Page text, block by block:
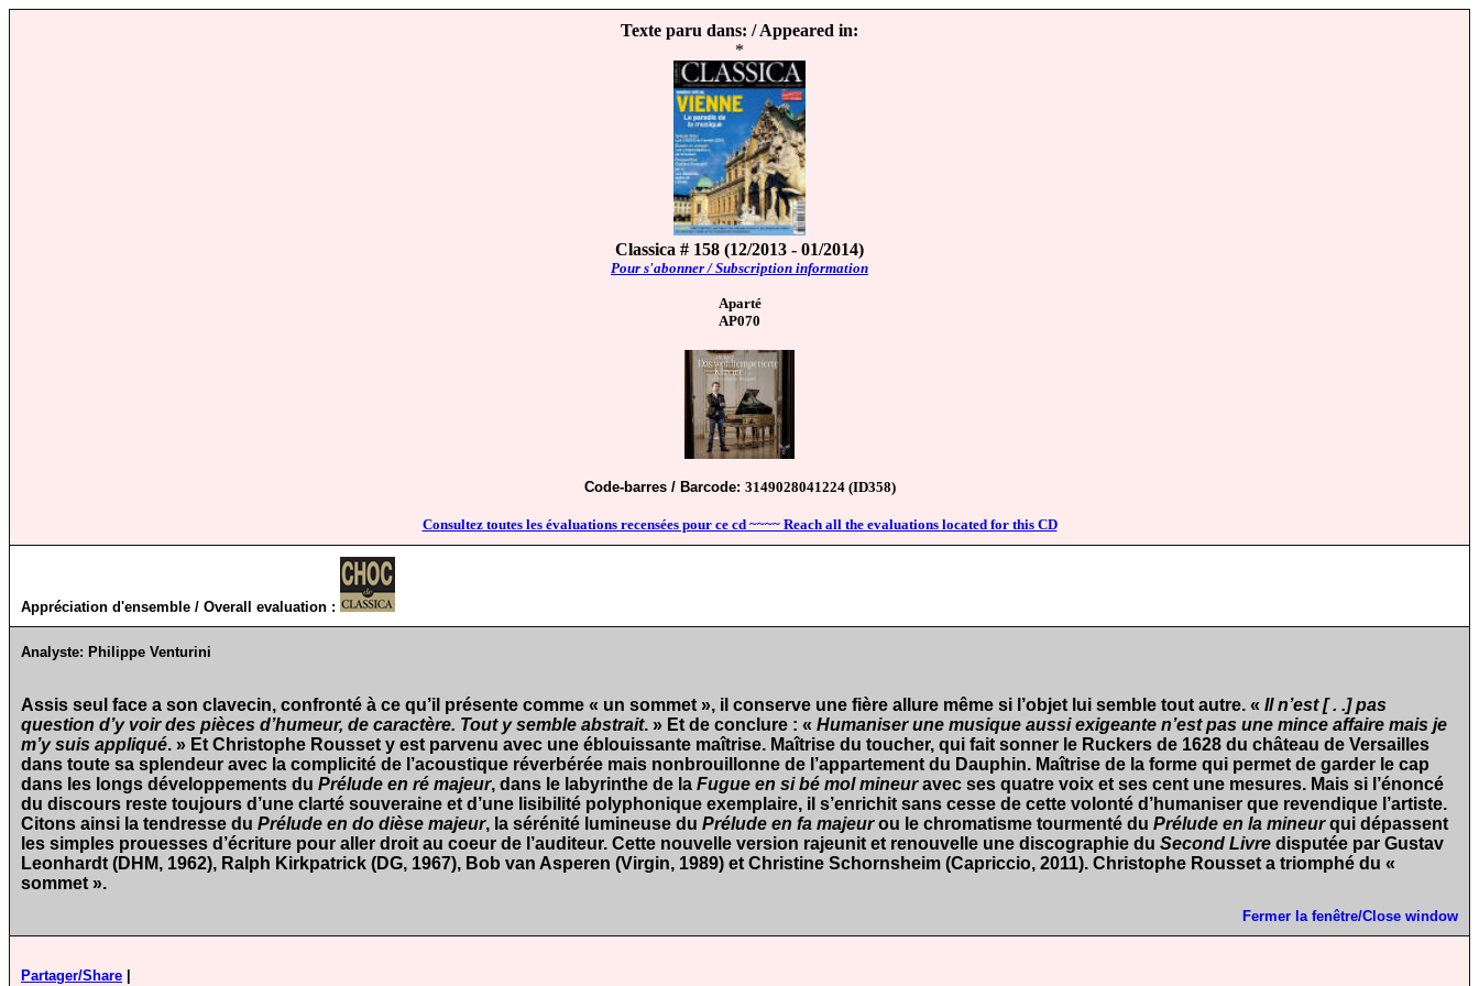
Texte paru dans: / Appeared in:
*
Classica # 158 (12/2013 - 01/2014)
Pour s'abonner / Subscription information
Aparté
AP070
Code-barres / Barcode: 3149028041224 (ID358)
Consultez toutes les évaluations recensées pour ce cd ~~~~ Reach all the evaluations located for this CD
Appréciation d'ensemble / Overall evaluation :
Analyste: Philippe Venturini
Assis seul face a son clavecin, confronté à ce qu’il présente comme « un sommet », il conserve une fière allure même si l’objet lui semble tout autre. « Il n’est [ . .] pas
question d’y voir des pièces d’humeur, de caractère. Tout y semble abstrait. » Et de conclure : « Humaniser une musique aussi exigeante n’est pas une mince affaire mais je
m’y suis appliqué. » Et Christophe Rousset y est parvenu avec une éblouissante maîtrise. Maîtrise du toucher, qui fait sonner le Ruckers de 1628 du château de Versailles
dans toute sa splendeur avec la complicité de l’acoustique réverbérée mais nonbrouillonne de l’appartement du Dauphin. Maîtrise de la forme qui permet de garder le cap
dans les longs développements du Prélude en ré majeur, dans le labyrinthe de la Fugue en si bé mol mineuravec ses quatre voix et ses cent une mesures. Mais si l’énoncé
du discours reste toujours d’une clarté souveraine et d’une lisibilité polyphonique exemplaire, il s’enrichit sans cesse de cette volonté d’humaniser que revendique l’artiste.
Citons ainsi la tendresse du Prélude en do dièse majeur, la sérénité lumineuse du Prélude en fa majeurou le chromatisme tourmenté du Prélude en la mineurqui dépassent
les simples prouesses d’écriture pour aller droit au coeur de l’auditeur. Cette nouvelle version rajeunit et renouvelle une discographie du Second Livre disputée par Gustav
Leonhardt (DHM, 1962), Ralph Kirkpatrick (DG, 1967), Bob van Asperen (Virgin, 1989) et Christine Schornsheim (Capriccio, 2011). Christophe Rousset a triomphé du «
sommet ».
Fermer la fenêtre/Close window
Partager/Share